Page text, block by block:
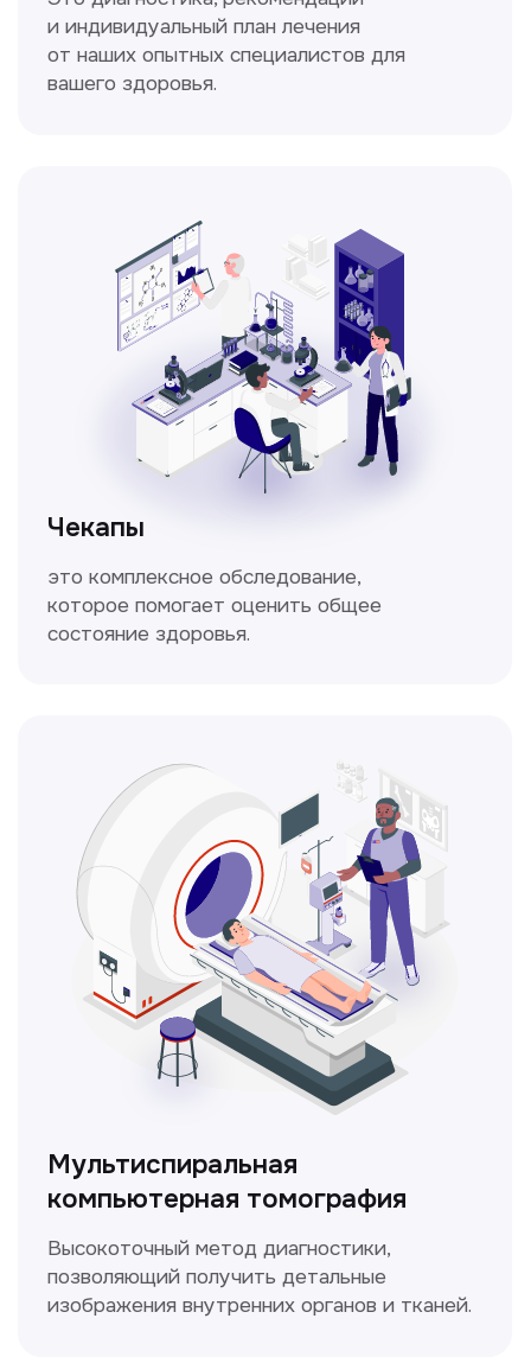
Метод исследования функции внешнего
дыхания, включающий в себя измерение
объёмных и скоростных показателей
шейку матки с помощью специального
прибора — кольпоскопа.
Диагностика и лечение заболеваний
уха, горла и носа с использованием
современных методик.
ЛОР-врач